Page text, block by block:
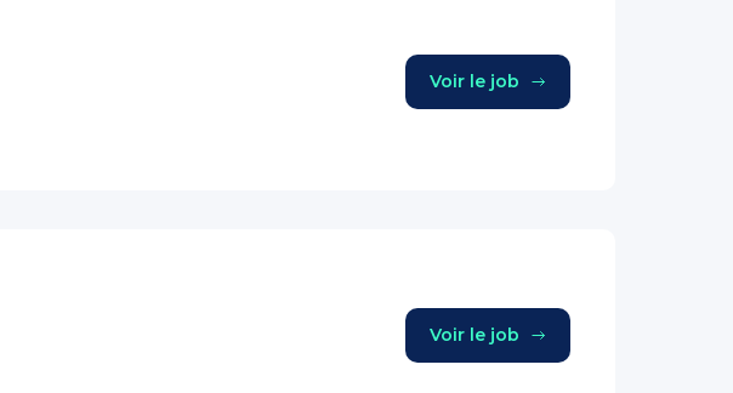
Voir le job
Voir le job